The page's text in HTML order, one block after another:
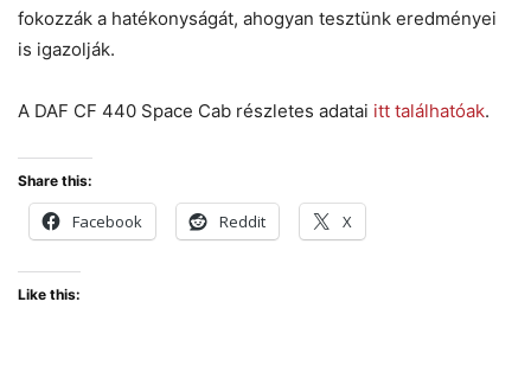
fokozzák a hatékonyságát, ahogyan tesztünk eredményei
is igazolják.
A DAF CF 440 Space Cab részletes adatai itt találhatóak.
Share this:
Facebook Reddit X
Like this: